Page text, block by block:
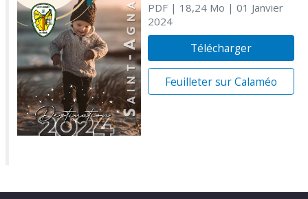
PDF| 18,24 Mo | 01 Janvier
2024
Télécharger
Feuilleter sur Calaméo